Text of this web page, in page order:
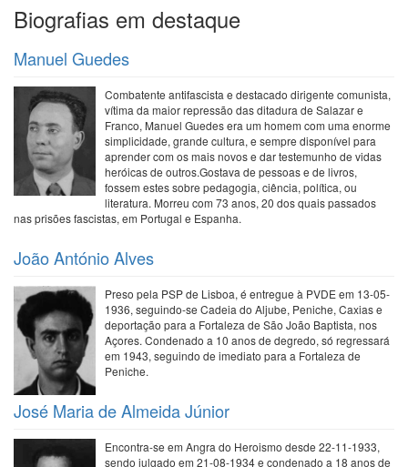
Biografias em destaque
Manuel Guedes
Combatente antifascista e destacado dirigente comunista,
vítima da maior repressão das ditadura de Salazar e
Franco, Manuel Guedes era um homem com uma enorme
simplicidade, grande cultura, e sempre disponível para
aprender com os mais novos e dar testemunho de vidas
heróicas de outros.Gostava de pessoas e de livros,
fossem estes sobre pedagogia, ciência, política, ou
literatura. Morreu com 73 anos, 20 dos quais passados
nas prisões fascistas, em Portugal e Espanha.
João António Alves
Preso pela PSP de Lisboa, é entregue à PVDE em 13-05-
1936, seguindo-se Cadeia do Aljube, Peniche, Caxias e
deportação para a Fortaleza de São João Baptista, nos
Açores. Condenado a 10 anos de degredo, só regressará
em 1943, seguindo de imediato para a Fortaleza de
Peniche.
José Maria de Almeida Júnior
Encontra-se em Angra do Heroismo desde 22-11-1933,
sendo julgado em 21-08-1934 e condenado a 18 anos de